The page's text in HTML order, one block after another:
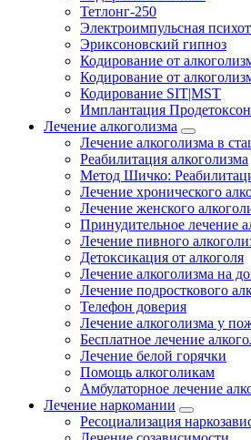
Тетлонг-250
Электроимпульсная
Эриксоновский гипноз
Кодирование от
Кодирование от
Кодирование SIT|MST
Имплантация Продетоксон
Лечение алкоголизма
Лечение алкоголизма в
Реабилитация алкоголизма
Метод Шичко:
Лечение хронического
Лечение женского
Принудительное лечение
Лечение пивного
Детоксикация от алкоголя
Лечение алкоголизма на
Лечение подросткового
Телефон доверия
Лечение алкоголизма у
Бесплатное лечение
Лечение белой горячки
Помощь алкоголикам
Амбулаторное лечение
Лечение наркомании
Ресоциализация